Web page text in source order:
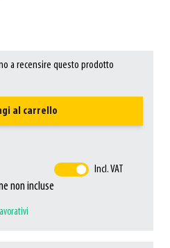
a recensire questo prodotto
al carrello
non incluse
Incl. VAT